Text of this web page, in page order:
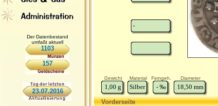
Der Datenbestand
umfaßt aktuell
1103
157
23.07.2016
-
Gewicht Material Feingeh. Diameter
1,00 g Silber - ‰ 18,50 mm
Vorderseite